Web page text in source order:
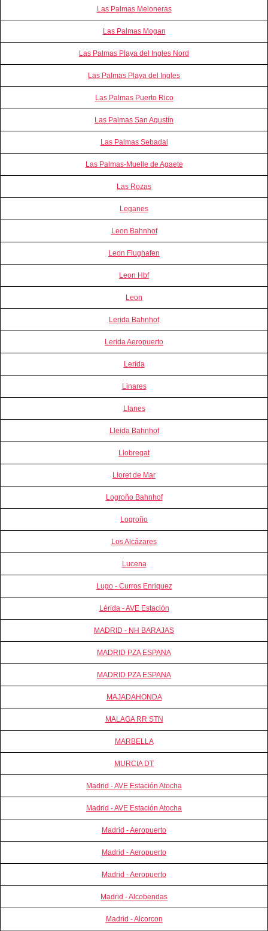
Las Palmas Meloneras
Las Palmas Mogan
Las Palmas Playa del Ingles Nord
Las Palmas Playa del Ingles
Las Palmas Puerto Rico
Las Palmas San Agustín
Las Palmas Sebadal
Las Palmas-Muelle de Agaete
Las Rozas
Leganes
Leon Bahnhof
Leon Flughafen
Leon Hbf
Leon
Lerida Bahnhof
Lerida Aeropuerto
Lerida
Linares
Llanes
Lleida Bahnhof
Llobregat
Lloret de Mar
Logroño Bahnhof
Logroño
Los Alcázares
Lucena
Lugo - Curros Enriquez
Lérida - AVE Estación
MADRID - NH BARAJAS
MADRID PZA ESPANA
MADRID PZA ESPANA
MAJADAHONDA
MALAGA RR STN
MARBELLA
MURCIA DT
Madrid - AVE Estación Atocha
Madrid - AVE Estación Atocha
Madrid - Aeropuerto
Madrid - Aeropuerto
Madrid - Aeropuerto
Madrid - Alcobendas
Madrid - Alcorcon